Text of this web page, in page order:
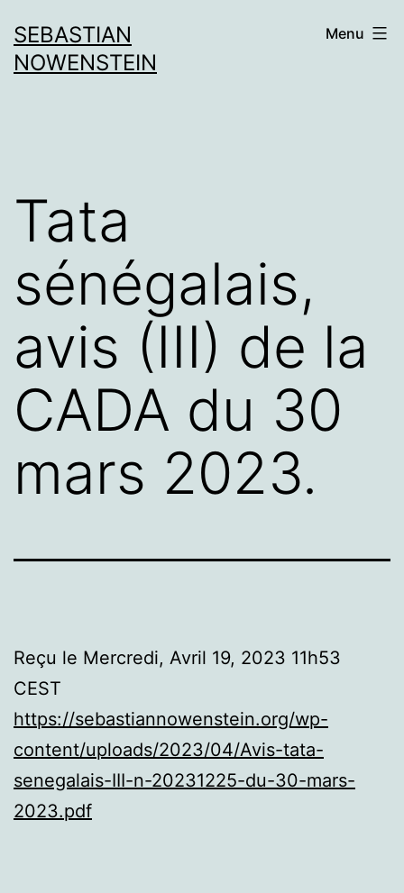
au
contenu
SEBASTIAN
NOWENSTEIN
Menu
Tata
sénégalais,
avis (III) de la
CADA du 30
mars 2023.
Reçu le Mercredi, Avril 19, 2023 11h53
CEST
https://sebastiannowenstein.org/wp-
content/uploads/2023/04/Avis-tata-
senegalais-III-n-20231225-du-30-mars-
2023.pdf